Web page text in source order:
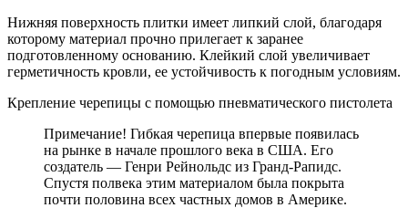
Нижняя поверхность плитки имеет липкий слой, благодаря
которому материал прочно прилегает к заранее
подготовленному основанию. Клейкий слой увеличивает
герметичность кровли, ее устойчивость к погодным условиям.
Крепление черепицы с помощью пневматического пистолета
Примечание! Гибкая черепица впервые появилась
на рынке в начале прошлого века в США. Его
создатель — Генри Рейнольдс из Гранд-Рапидс.
Спустя полвека этим материалом была покрыта
почти половина всех частных домов в Америке.